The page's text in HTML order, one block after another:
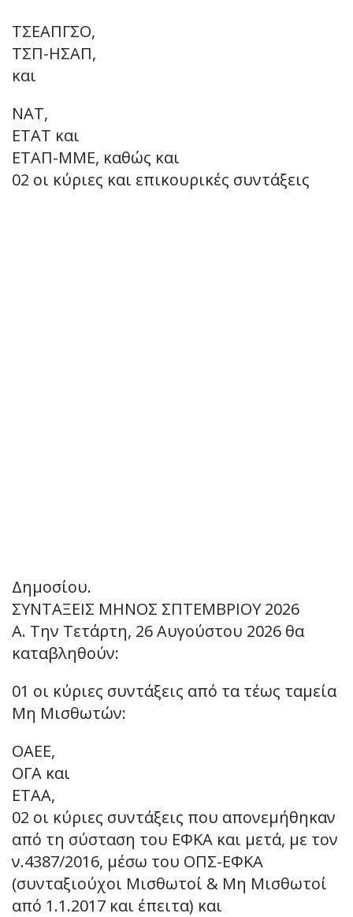
ΤΣΕΑΠΓΣΟ,
ΤΣΠ-ΗΣΑΠ,
και
ΝΑΤ,
ΕΤΑΤ και
ΕΤΑΠ-ΜΜΕ, καθώς και
02 οι κύριες και επικουρικές συντάξεις
Δημοσίου.
ΣΥΝΤΑΞΕΙΣ ΜΗΝΟΣ ΣΠΤΕΜΒΡΙΟΥ 2026
Α. Την Τετάρτη, 26 Αυγούστου 2026 θα
καταβληθούν:
01 οι κύριες συντάξεις από τα τέως ταμεία
Μη Μισθωτών:
ΟΑΕΕ,
ΟΓΑ και
ΕΤΑΑ,
02 οι κύριες συντάξεις που απονεμήθηκαν
από τη σύσταση του ΕΦΚΑ και μετά, με τον
ν.4387/2016, μέσω του ΟΠΣ-ΕΦΚΑ
(συνταξιούχοι Μισθωτοί & Μη Μισθωτοί
από 1.1.2017 και έπειτα) και